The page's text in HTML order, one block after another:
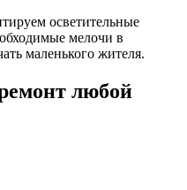
осветительные
мелочи в
маленького жителя.
любой